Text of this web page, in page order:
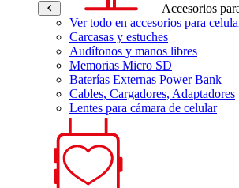
Accesorios
Ver todo en accesorios para
Carcasas y estuches
Audífonos y manos libres
Memorias Micro SD
Baterías Externas Power Bank
Cables, Cargadores, Adaptadores
Lentes para cámara de celular